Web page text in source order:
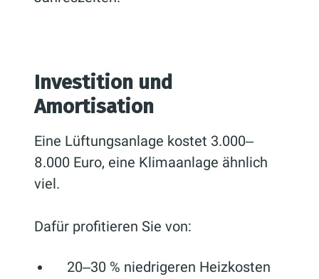
Investition und
Amortisation
Eine Lüftungsanlage kostet 3.000‒
8.000 Euro, eine Klimaanlage ähnlich
viel.
Dafür profitieren Sie von:
20‒30 % niedrigeren Heizkosten